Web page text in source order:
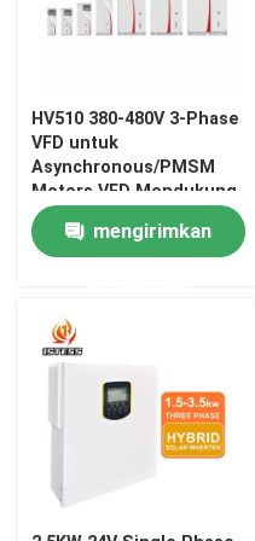
HV510 380-480V 3-Phase
VFD untuk
Asynchronous/PMSM
Motors VFD Mendukung
16-Segment PLC Multi-
Speed Operation
mengirimkan